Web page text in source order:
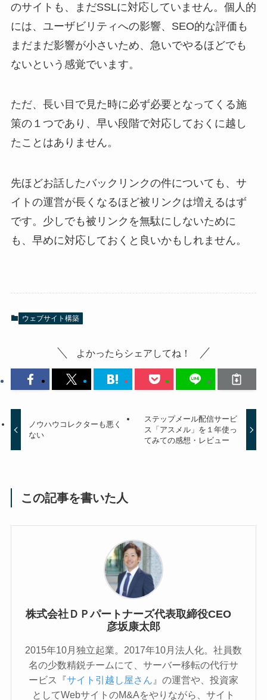
のサイトも、まだSSLに対応していません。個人的
には、ユーザビリティへの影響、SEO的な評価も
まだまだ影響が小さいため、急いでやるほどでも
ないという感覚でいます。
ただ、長い目で見た時に必ず必要となってくる施
策の１つであり、早い段階で対応しておくに越し
たことはありません。
先ほどお話したバックリンクの件についても、サ
イトの運営が長くなるほど被リンクは増えるはず
です。少しでも被リンクを無駄にしないために
も、早めに対応しておくと良いかもしれません。
ウェブサイト構築
よかったらシェアしてね！
ノウハウコレクターも悪く
ない
ステップメール配信サービ
ス「アスメル」を１年使っ
てみての感想・レビュー
この記事を書いた人
株式会社ＤＰパートナーズ代表取締役CEO
彦坂康太郎
2015年10月独立起業。2017年10月法人化。社員数
名の少数精鋭チームにて、サーバー移転の代行サ
ービス『サイト引越し屋さん 』の運営や、投資家
としてWebサイトのM&Aをやりながら、サイト